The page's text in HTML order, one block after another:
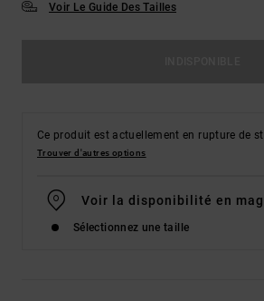
Voir Le Guide Des Tailles
Ce produit est actuellement en rupture de
Trouver d'autres options
Voir la disponibilité en
Sélectionnez une taille